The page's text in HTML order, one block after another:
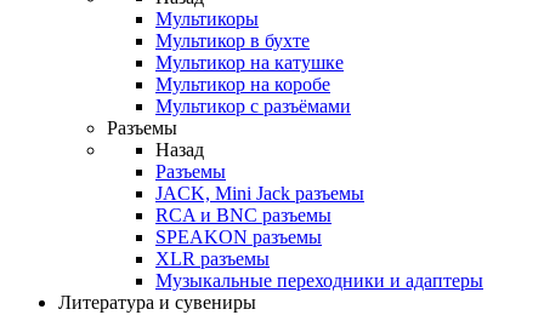
Мультикоры
Мультикор в бухте
Мультикор на катушке
Мультикор на коробе
Мультикор с разъёмами
Разъемы
Назад
Разъемы
JACK, Mini Jack разъемы
RCA и BNC разъемы
SPEAKON разъемы
XLR разъемы
Музыкальные переходники и адаптеры
Литература и сувениры